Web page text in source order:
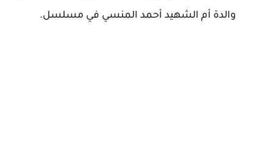
والدة أم الشهيد أحمد المنسي في مسلسل.